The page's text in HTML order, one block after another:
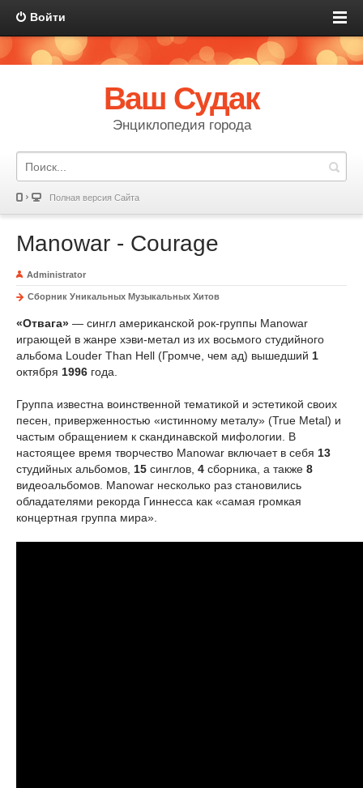
Войти
Ваш Судак
Энциклопедия города
Полная версия Сайта
Manowar - Courage
Administrator
Сборник Уникальных Музыкальных Хитов
«Отвага» — сингл американской рок-группы Manowar
играющей в жанре хэви-метал из их восьмого студийного
альбома Louder Than Hell (Громче, чем ад) вышедший 1
октября 1996 года.
Группа известна воинственной тематикой и эстетикой своих
песен, приверженностью «истинному металу» (True Metal) и
частым обращением к скандинавской мифологии. В
настоящее время творчество Manowar включает в себя 13
студийных альбомов, 15 синглов, 4 сборника, а также 8
видеоальбомов. Manowar несколько раз становились
обладателями рекорда Гиннесса как «самая громкая
концертная группа мира».